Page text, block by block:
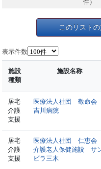
件）
このリスト
表示件数
施設
種類
施設名称
居宅
介護
支援
医療法人社団 敬命会
吉川病院
居宅
介護
支援
医療法人社団 仁恵会
介護老人保健施設 サ
ビラ三木